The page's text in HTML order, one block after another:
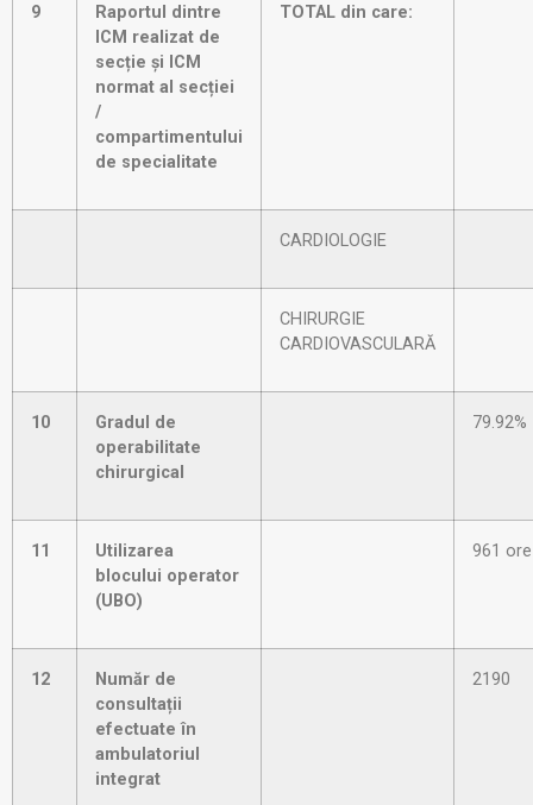
9
Raportul dintre
ICM realizat de
secție și ICM
normat al secției
/
compartimentului
de specialitate
TOTAL din care:
CARDIOLOGIE
CHIRURGIE
CARDIOVASCULARĂ
10
Gradul de
operabilitate
chirurgical
79.92%
11
Utilizarea
blocului operator
(UBO)
961 ore
12
Număr de
consultații
efectuate în
ambulatoriul
integrat
2190